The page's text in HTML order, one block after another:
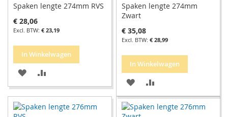
Spaken lengte 274mm RVS
€ 28,06
€ 23,19
In Winkelwagen
VOEG
TOE
AAN
OM
TE
Spaken lengte 274mm
Zwart
€ 35,08
€ 28,99
In Winkelwagen
VOEG
TOE OM